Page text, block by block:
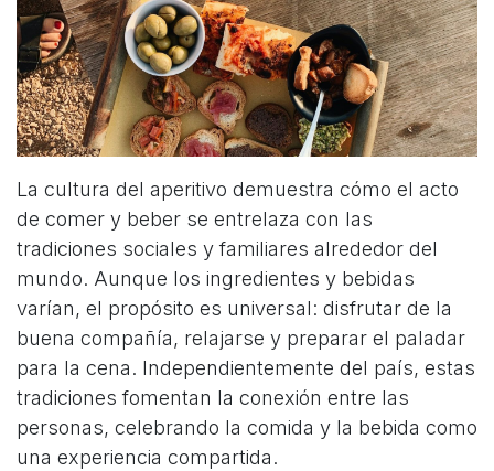
La cultura del aperitivo demuestra cómo el acto
de comer y beber se entrelaza con las
tradiciones sociales y familiares alrededor del
mundo. Aunque los ingredientes y bebidas
varían, el propósito es universal: disfrutar de la
buena compañía, relajarse y preparar el paladar
para la cena. Independientemente del país, estas
tradiciones fomentan la conexión entre las
personas, celebrando la comida y la bebida como
una experiencia compartida.